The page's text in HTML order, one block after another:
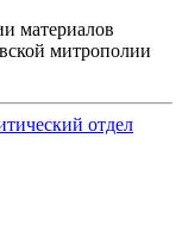
материалов
митрополии
отдел